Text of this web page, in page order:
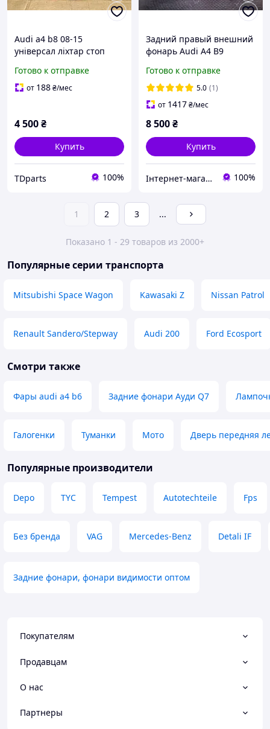
Audi a4 b8 08-15
універсал ліхтар стоп
8K9945095B
Готово к отправке
от 188₴/мес
4 500₴
Купить
TDparts 100%
Задний правый внешний
фонарь Audi A4 B9
Оригинал Европа
8W5945092AС
Готово к отправке
5.0 (1)
от 1417₴/мес
8 500₴
Купить
Інтернет-магазин HB-UA 100%
1 2 3 ...
Показано 1 - 29 товаров из 2000+
Популярные серии транспорта
Mitsubishi Space Wagon Kawasaki Z Nissan Patrol
Renault Sandero/Stepway Audi 200 Ford Ecosport
Смотри также
Фары audi a4 b6 Задние фонари Ауди Q7
Галогенки Туманки Мото Дверь передняя
Популярные производители
Depo TYC Tempest Autotechteile Fps
Без бренда VAG Mercedes-Benz Detali IF
Задние фонари, фонари видимости оптом
Покупателям
Продавцам
О нас
Партнеры